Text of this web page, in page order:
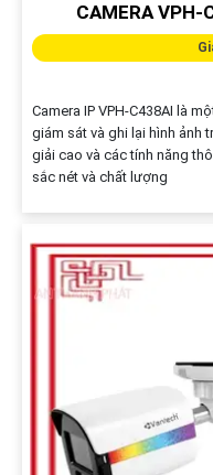
CAMERA VPH-
Camera IP VPH-C438AI là
giám sát và ghi lại hình ảnh
giải cao và các tính năng
sắc nét và chất lượng